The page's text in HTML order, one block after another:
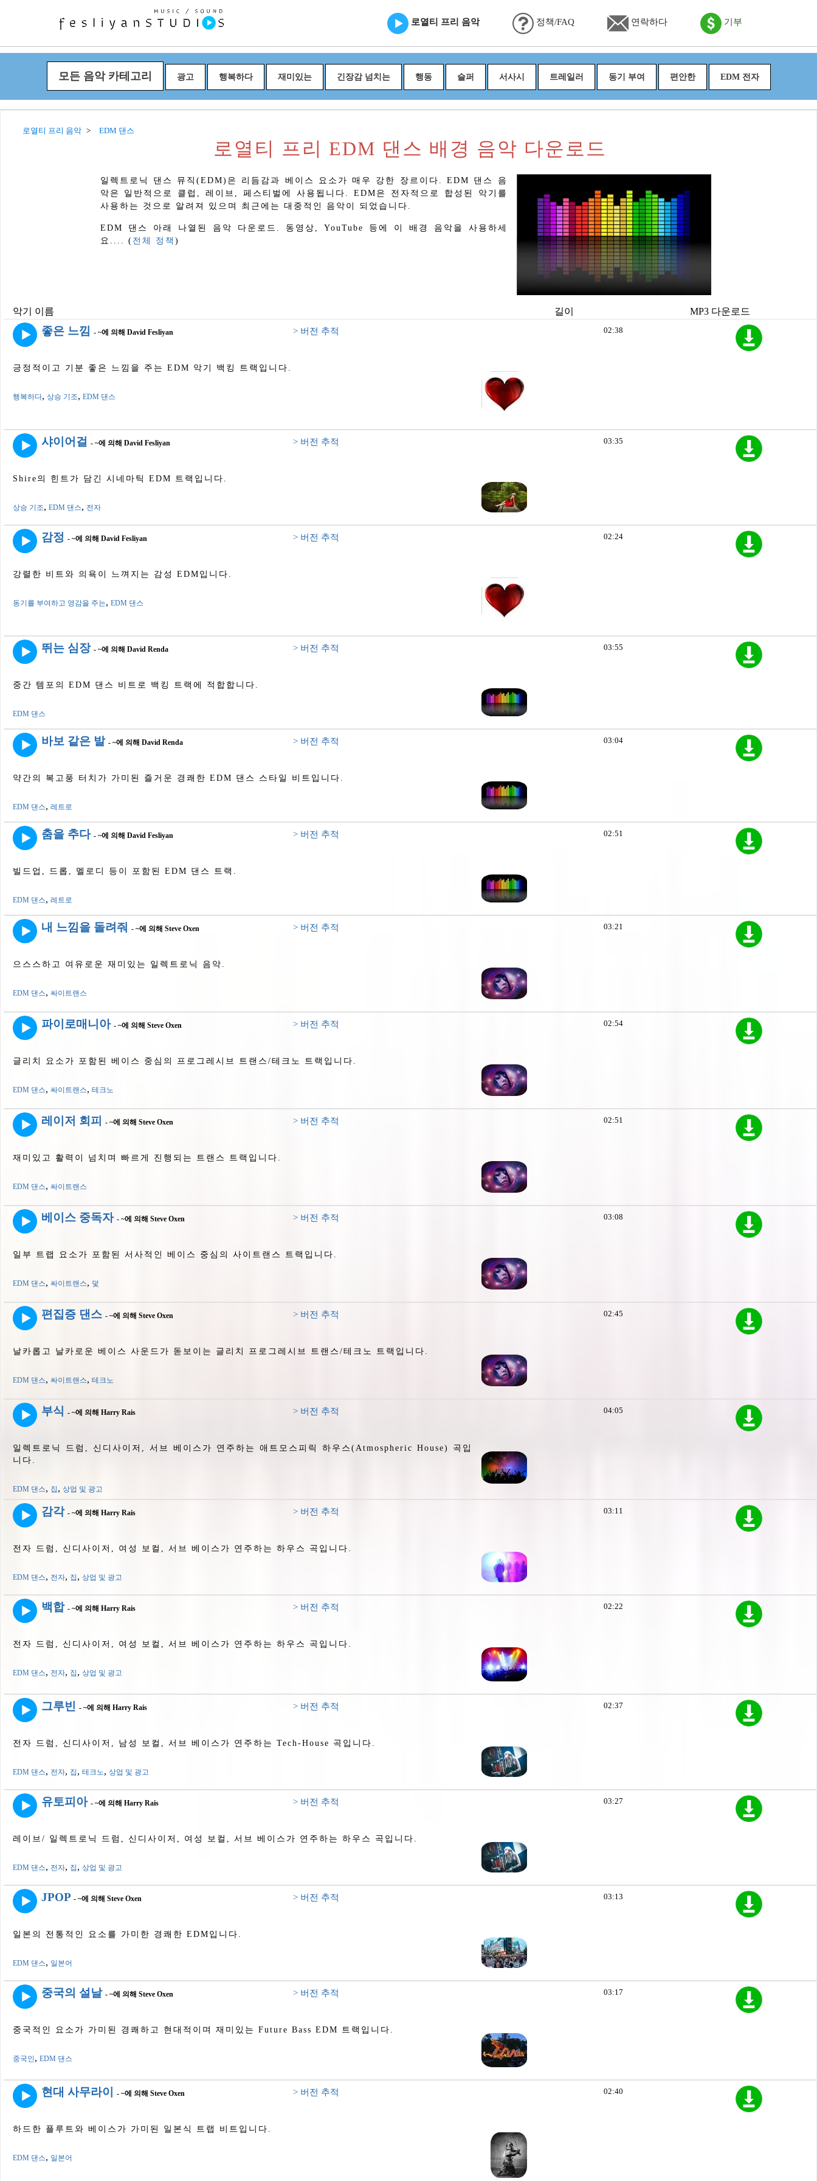
로열티 프리 음악 정책/FAQ 연락하다 기부
모든 음악 카테고리 광고 행복하다 재미있는 긴장감 넘치는 행동 슬퍼 서사시 트레일러 동기 부여 편안한 EDM 전자
로열티 프리 음악 EDM 댄스
로열티 프리 EDM 댄스 배경 음악 다운로드
일렉트로닉 댄스 뮤직(EDM)은 리듬감과 베이스 요소가 매우 강한 장르이다. EDM 댄스 음
악은 일반적으로 클럽, 레이브, 페스티벌에 사용됩니다. EDM은 전자적으로 합성된 악기를
사용하는 것으로 알려져 있으며 최근에는 대중적인 음악이 되었습니다.
EDM 댄스 아래 나열된 음악 다운로드. 동영상, YouTube 등에 이 배경 음악을 사용하세
요.... (전체 정책 )
악기 이름 길이 MP3 다운로드
좋은 느낌 - ~에 의해 David Fesliyan > 버전 추적
긍정적이고 기분 좋은 느낌을 주는 EDM 악기 백킹 트랙입니다.
행복하다, 상승 기조, EDM 댄스
02:38
샤이어걸 - ~에 의해 David Fesliyan > 버전 추적
Shire의 힌트가 담긴 시네마틱 EDM 트랙입니다.
상승 기조, EDM 댄스, 전자
03:35
감정 - ~에 의해 David Fesliyan > 버전 추적
강렬한 비트와 의욕이 느껴지는 감성 EDM입니다.
동기를 부여하고 영감을 주는, EDM 댄스
02:24
뛰는 심장 - ~에 의해 David Renda > 버전 추적
중간 템포의 EDM 댄스 비트로 백킹 트랙에 적합합니다.
EDM 댄스
03:55
바보 같은 발 - ~에 의해 David Renda > 버전 추적
약간의 복고풍 터치가 가미된 ​​즐거운 경쾌한 EDM 댄스 스타일 비트입니다.
EDM 댄스, 레트로
03:04
춤을 추다 - ~에 의해 David Fesliyan > 버전 추적
빌드업, 드롭, 멜로디 등이 포함된 EDM 댄스 트랙.
EDM 댄스, 레트로
02:51
내 느낌을 돌려줘 - ~에 의해 Steve Oxen > 버전 추적
으스스하고 여유로운 재미있는 일렉트로닉 음악.
EDM 댄스, 싸이트랜스
03:21
파이로매니아 - ~에 의해 Steve Oxen > 버전 추적
글리치 요소가 포함된 베이스 중심의 프로그레시브 트랜스/테크노 트랙입니다.
EDM 댄스, 싸이트랜스, 테크노
02:54
레이저 회피 - ~에 의해 Steve Oxen > 버전 추적
재미있고 활력이 넘치며 빠르게 진행되는 트랜스 트랙입니다.
EDM 댄스, 싸이트랜스
02:51
베이스 중독자 - ~에 의해 Steve Oxen > 버전 추적
일부 트랩 요소가 포함된 서사적인 베이스 중심의 사이트랜스 트랙입니다.
EDM 댄스, 싸이트랜스, 덫
03:08
편집증 댄스 - ~에 의해 Steve Oxen > 버전 추적
날카롭고 날카로운 베이스 사운드가 돋보이는 글리치 프로그레시브 트랜스/테크노 트랙입니다.
EDM 댄스, 싸이트랜스, 테크노
02:45
부식 - ~에 의해 Harry Rais > 버전 추적
일렉트로닉 드럼, 신디사이저, 서브 베이스가 연주하는 애트모스피릭 하우스(Atmospheric House) 곡입
니다.
EDM 댄스, 집 , 상업 및 광고
04:05
감각 - ~에 의해 Harry Rais > 버전 추적
전자 드럼, 신디사이저, 여성 보컬, 서브 베이스가 연주하는 하우스 곡입니다.
EDM 댄스, 전자, 집 , 상업 및 광고
03:11
백합 - ~에 의해 Harry Rais > 버전 추적
전자 드럼, 신디사이저, 여성 보컬, 서브 베이스가 연주하는 하우스 곡입니다.
EDM 댄스, 전자, 집 , 상업 및 광고
02:22
그루빈 - ~에 의해 Harry Rais > 버전 추적
전자 드럼, 신디사이저, 남성 보컬, 서브 베이스가 연주하는 Tech-House 곡입니다.
EDM 댄스, 전자, 집 , 테크노, 상업 및 광고
02:37
유토피아 - ~에 의해 Harry Rais > 버전 추적
레이브/ 일렉트로닉 드럼, 신디사이저, 여성 보컬, 서브 베이스가 연주하는 하우스 곡입니다.
EDM 댄스, 전자, 집 , 상업 및 광고
03:27
JPOP - ~에 의해 Steve Oxen > 버전 추적
일본의 전통적인 요소를 가미한 경쾌한 EDM입니다.
EDM 댄스, 일본어
03:13
중국의 설날 - ~에 의해 Steve Oxen > 버전 추적
중국적인 요소가 가미된 ​​경쾌하고 현대적이며 재미있는 Future Bass EDM 트랙입니다.
중국인, EDM 댄스
03:17
현대 사무라이 - ~에 의해 Steve Oxen > 버전 추적
하드한 플루트와 베이스가 가미된 ​​일본식 트랩 비트입니다.
EDM 댄스, 일본어
02:40